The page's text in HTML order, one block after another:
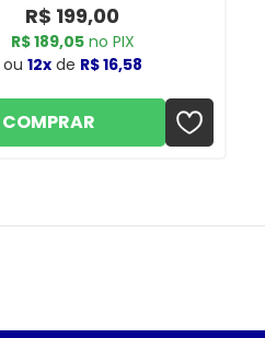
R$ 199,00
R$ 189,05no PIX
ou 12xde R$ 16,58
COMPRAR